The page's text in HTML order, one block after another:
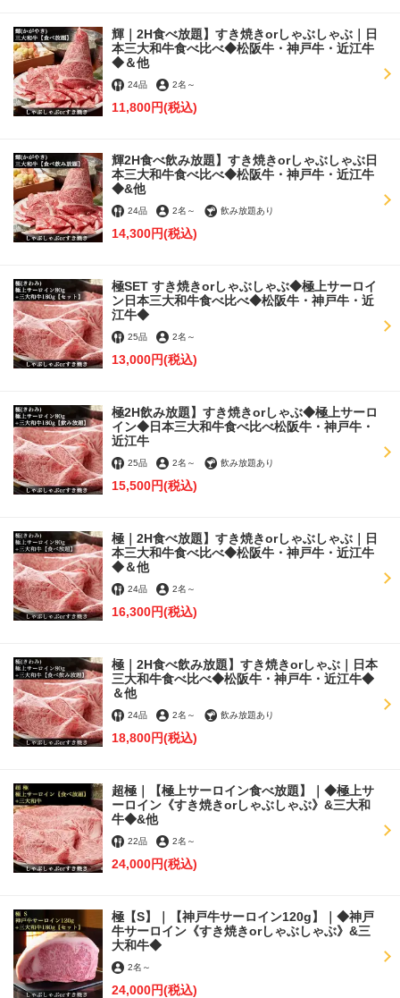
輝｜2H食べ放題】すき焼きorしゃぶしゃぶ｜日
本三大和牛食べ比べ◆松阪牛・神戸牛・近江牛
◆＆他
24品 2名 ～
11,800円(税込)
輝2H食べ飲み放題】すき焼きorしゃぶしゃぶ日
本三大和牛食べ比べ◆松阪牛・神戸牛・近江牛
◆&他
24品 2名 ～ 飲み放題あり
14,300円(税込)
極SET すき焼きorしゃぶしゃぶ◆極上サーロイ
ン日本三大和牛食べ比べ◆松阪牛・神戸牛・近
江牛◆
25品 2名 ～
13,000円(税込)
極2H飲み放題】すき焼きorしゃぶ◆極上サーロ
イン◆日本三大和牛食べ比べ松阪牛・神戸牛・
近江牛
25品 2名 ～ 飲み放題あり
15,500円(税込)
極｜2H食べ放題】すき焼きorしゃぶしゃぶ｜日
本三大和牛食べ比べ◆松阪牛・神戸牛・近江牛
◆＆他
24品 2名 ～
16,300円(税込)
極｜2H食べ飲み放題】すき焼きorしゃぶ｜日本
三大和牛食べ比べ◆松阪牛・神戸牛・近江牛◆
＆他
24品 2名 ～ 飲み放題あり
18,800円(税込)
超極｜【極上サーロイン食べ放題】｜◆極上サ
ーロイン《すき焼きorしゃぶしゃぶ》&三大和
牛◆&他
22品 2名 ～
24,000円(税込)
極【S】｜【神戸牛サーロイン120g】｜◆神戸
牛サーロイン《すき焼きorしゃぶしゃぶ》&三
大和牛◆
2名 ～
24,000円(税込)
この店舗情報をシェアする
記念日等に◆記憶や思い出に残るメッセージプレート◆ |
銀座しゃぶ輝 銀座駅前店 完全個室 黒毛和牛しゃぶしゃ
ぶ・すき焼き専門店
https://ginza-shabuki-ginzaekimae.owst.jp/coupons/181711087
お店情報をコピー